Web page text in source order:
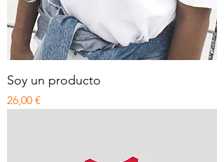
Soy un producto
Precio
26,00 €